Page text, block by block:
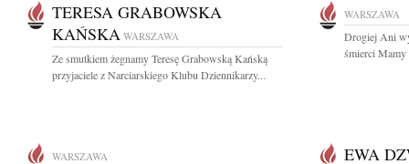
TERESA GRABOWSKA
KAŃSKA WARSZAWA
Ze smutkiem żegnamy Teresę Grabowską Kańską
przyjaciele z Narciarskiego Klubu Dziennikarzy...
WARSZAWA
Drogiej Ani
śmierci Mamy
WARSZAWA EWA